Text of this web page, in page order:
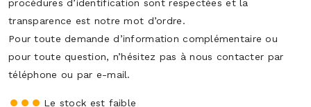
procédures d’identification sont respectées et la
transparence est notre mot d’ordre.
Pour toute demande d’information complémentaire ou
pour toute question, n’hésitez pas à nous contacter par
téléphone ou par e-mail.
Le stock est faible